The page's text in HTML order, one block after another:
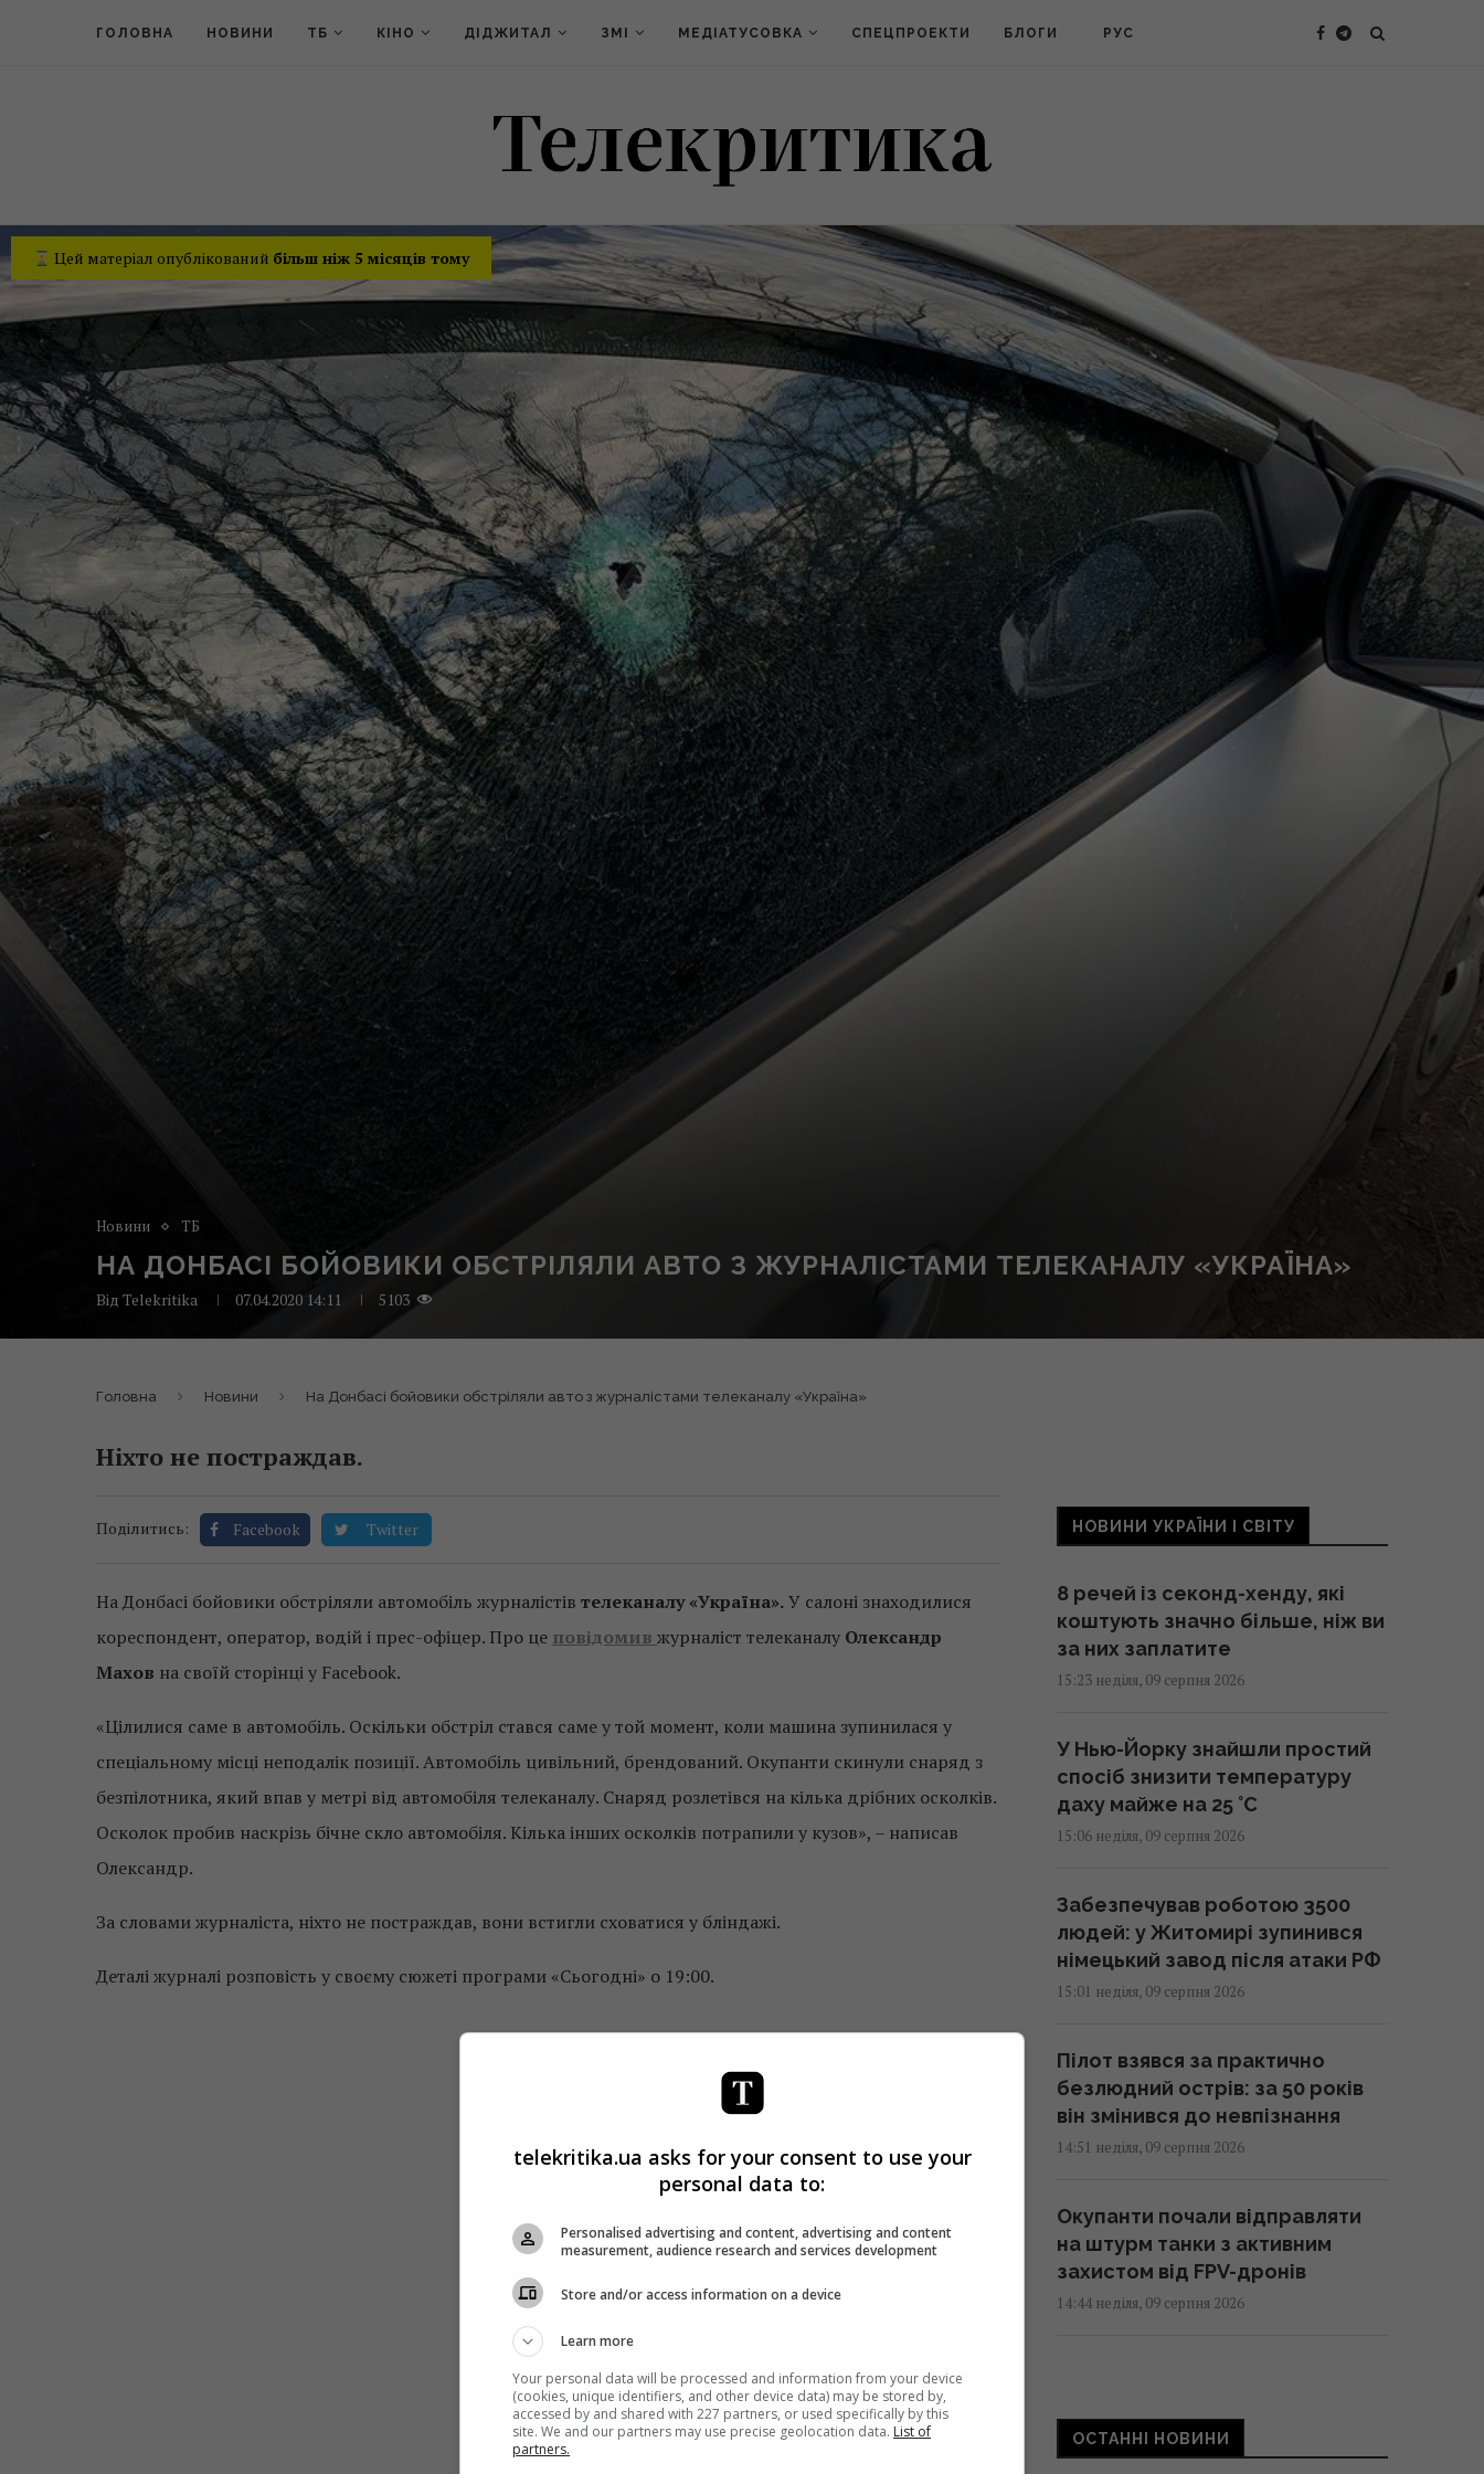
ГОЛОВНА НОВИНИ ТБ КІНО ДІДЖИТАЛ ЗМІ МЕДІАТУСОВКА СПЕЦПРОЕКТИ БЛОГИ РУС
Цей матеріал опублікований більш ніж 5 місяців тому
Новини ТБ
НА ДОНБАСІ БОЙОВИКИ ОБСТРІЛЯЛИ АВТО З ЖУРНАЛІСТАМИ ТЕЛЕКАНАЛУ «УКРАЇНА»
Від Telekritika 07.04.2020 14:11 5103
Головна Новини На Донбасі бойовики обстріляли авто з журналістами телеканалу «Україна»
Ніхто не постраждав.
Поділитись: Facebook Twitter
На Донбасі бойовики обстріляли автомобіль журналістів телеканалу «Україна».У салоні знаходилися
кореспондент, оператор, водій і прес-офіцер. Про це повідомив журналіст телеканалу Олександр
Махов на своїй сторінці у Facebook.
«Цілилися саме в автомобіль. Оскільки обстріл стався саме у той момент, коли машина зупинилася у
спеціальному місці неподалік позиції. Автомобіль цивільний, брендований. Окупанти скинули снаряд з
безпілотника, який впав у метрі від автомобіля телеканалу. Снаряд розлетівся на кілька дрібних осколків.
Осколок пробив наскрізь бічне скло автомобіля. Кілька інших осколків потрапили у кузов», – написав
Олександр.
За словами журналіста, ніхто не постраждав, вони встигли сховатися у бліндажі.
Деталі журналі розповість у своєму сюжеті програми «Сьогодні» о 19:00.
НОВИНИ УКРАЇНИ І СВІТУ
8 речей із секонд-хенду, які
коштують значно більше, ніж ви
за них заплатите
15:23 неділя, 09 серпня 2026
У Нью-Йорку знайшли простий
спосіб знизити температуру
даху майже на 25 °C
15:06 неділя, 09 серпня 2026
Забезпечував роботою 3500
людей: у Житомирі зупинився
німецький завод після атаки РФ
15:01 неділя, 09 серпня 2026
Пілот взявся за практично
безлюдний острів: за 50 років
він змінився до невпізнання
14:51 неділя, 09 серпня 2026
Окупанти почали відправляти
на штурм танки з активним
захистом від FPV-дронів
14:44 неділя, 09 серпня 2026
швидко загустити суп
14:38 неділя, 09 серпня 2026
ОСТАННІ НОВИНИ
telekritika.ua asks for your consent to use your
personal data to:
Personalised advertising and content, advertising and content
measurement, audience research and services development
Store and/or access information on a device
Learn more
Your personal data will be processed and information from your device
(cookies, unique identifiers, and other device data) may be stored by,
accessed by and shared with 227 partners, or used specifically by this
site. We and our partners may use precise geolocation data. List of
partners.